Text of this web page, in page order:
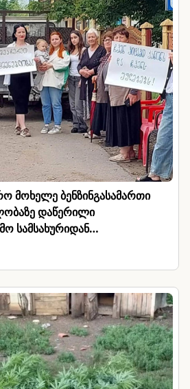
მოხელე ბენზინგასამართი
დაწერილი
სამსახურიდან